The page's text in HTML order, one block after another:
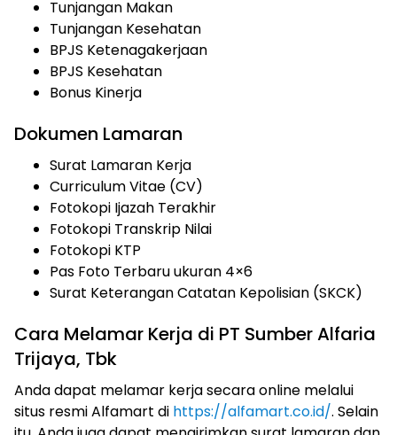
Tunjangan Makan
Tunjangan Kesehatan
BPJS Ketenagakerjaan
BPJS Kesehatan
Bonus Kinerja
Dokumen Lamaran
Surat Lamaran Kerja
Curriculum Vitae (CV)
Fotokopi Ijazah Terakhir
Fotokopi Transkrip Nilai
Fotokopi KTP
Pas Foto Terbaru ukuran 4×6
Surat Keterangan Catatan Kepolisian (SKCK)
Cara Melamar Kerja di PT Sumber Alfaria
Trijaya, Tbk
Anda dapat melamar kerja secara online melalui
situs resmi Alfamart di https://alfamart.co.id/. Selain